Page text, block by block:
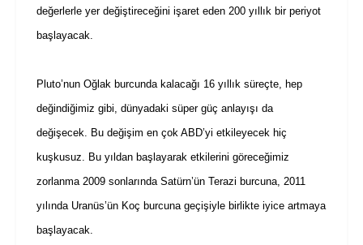
değerlerle yer değiştireceğini işaret eden 200 yıllık bir periyot
başlayacak.
Pluto’nun Oğlak burcunda kalacağı 16 yıllık süreçte, hep
değindiğimiz gibi, dünyadaki süper güç anlayışı da
değişecek. Bu değişim en çok ABD’yi etkileyecek hiç
kuşkusuz. Bu yıldan başlayarak etkilerini göreceğimiz
zorlanma 2009 sonlarında Satürn’ün Terazi burcuna, 2011
yılında Uranüs’ün Koç burcuna geçişiyle birlikte iyice artmaya
başlayacak.